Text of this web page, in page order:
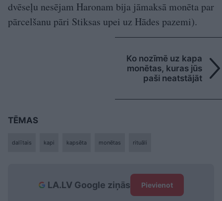
dvēseļu nesējam Haronam bija jāmaksā monēta par
pārcelšanu pāri Stiksas upei uz Hādes pazemi).
Ko nozīmē uz kapa
monētas, kuras jūs
paši neatstājāt
TĒMAS
dalītais kapi kapsēta monētas rituāli
LA.LV Google ziņās Pievienot